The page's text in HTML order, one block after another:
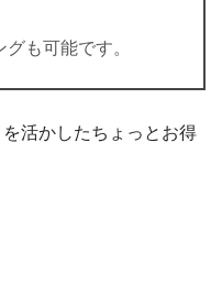
も可能です。
を活かしたちょっとお得